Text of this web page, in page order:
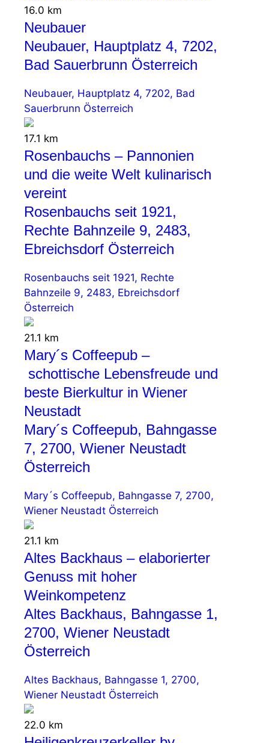
16.0 km
Neubauer
Neubauer, Hauptplatz 4, 7202,
Bad Sauerbrunn Österreich
Neubauer, Hauptplatz 4, 7202, Bad
Sauerbrunn Österreich
17.1 km
Rosenbauchs – Pannonien
und die weite Welt kulinarisch
vereint
Rosenbauchs seit 1921,
Rechte Bahnzeile 9, 2483,
Ebreichsdorf Österreich
Rosenbauchs seit 1921, Rechte
Bahnzeile 9, 2483, Ebreichsdorf
Österreich
21.1 km
Mary´s Coffeepub –
schottische Lebensfreude und
beste Bierkultur in Wiener
Neustadt
Mary´s Coffeepub, Bahngasse
7, 2700, Wiener Neustadt
Österreich
Mary´s Coffeepub, Bahngasse 7, 2700,
Wiener Neustadt Österreich
21.1 km
Altes Backhaus – elaborierter
Genuss mit hoher
Weinkompetenz
Altes Backhaus, Bahngasse 1,
2700, Wiener Neustadt
Österreich
Altes Backhaus, Bahngasse 1, 2700,
Wiener Neustadt Österreich
22.0 km